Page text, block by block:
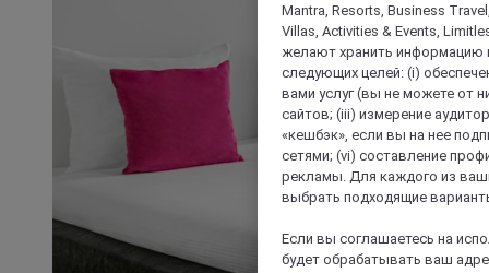
Mantra, Resorts, Business
Villas, Activities & Events,
желают хранить информацию
следующих целей: (i)
вами услуг (вы не можете от
сайтов; (iii) измерение
«кешбэк», если вы на нее
сетями; (vi) составление
рекламы. Для каждого из
выбрать подходящие
Если вы соглашаетесь на
будет обрабатывать ваш